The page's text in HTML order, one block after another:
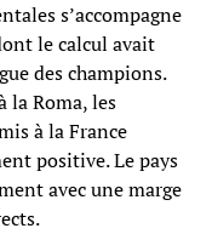
s’accompagne
le calcul avait
des champions.
la Roma, les
à la France
positive. Le pays
avec une marge